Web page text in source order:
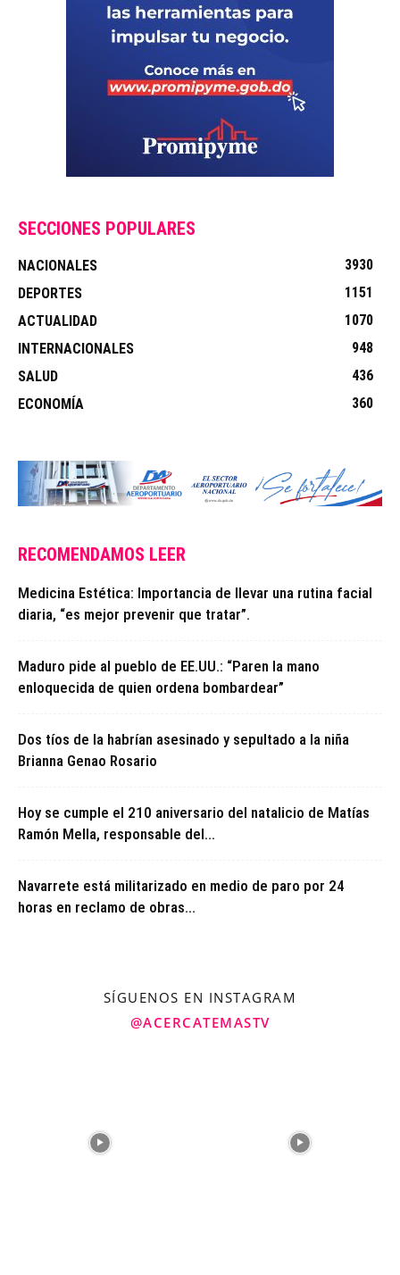
SECCIONES POPULARES
NACIONALES
3930
DEPORTES
1151
ACTUALIDAD
1070
INTERNACIONALES
948
SALUD
436
ECONOMÍA
360
RECOMENDAMOS LEER
Medicina Estética: Importancia de llevar una rutina facial
diaria, “es mejor prevenir que tratar”.
Maduro pide al pueblo de EE.UU.: “Paren la mano
enloquecida de quien ordena bombardear”
Dos tíos de la habrían asesinado y sepultado a la niña
Brianna Genao Rosario
Hoy se cumple el 210 aniversario del natalicio de Matías
Ramón Mella, responsable del...
Navarrete está militarizado en medio de paro por 24
horas en reclamo de obras...
SÍGUENOS EN INSTAGRAM
@ACERCATEMASTV